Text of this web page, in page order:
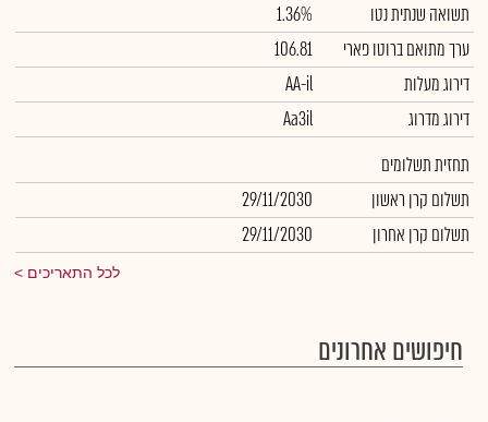
תשואה שנתית נטו
1.36%
ערך מתואם ברוטו פארי
106.81
דירוג מעלות
AA-il
דירוג מדרוג
Aa3il
תחזית תשלומים
תשלום קרן ראשון
29/11/2030
תשלום קרן אחרון
29/11/2030
לכל התאריכים
חיפושים אחרונים